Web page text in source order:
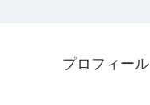
プロフィール